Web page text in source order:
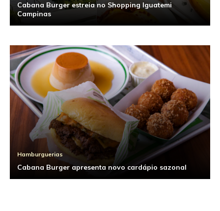
Cabana Burger estreia no Shopping Iguatemi
Campinas
Hamburguerias
Cabana Burger apresenta novo cardápio sazonal